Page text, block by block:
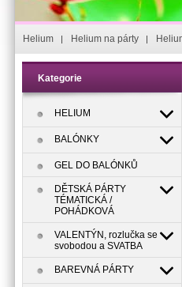
Helium Helium na párty
Kategorie
HELIUM
BALÓNKY
GEL DO BALÓNKŮ
DĚTSKÁ PÁRTY
TÉMATICKÁ /
POHÁDKOVÁ
VALENTÝN, rozlučka se
svobodou a SVATBA
BAREVNÁ PÁRTY